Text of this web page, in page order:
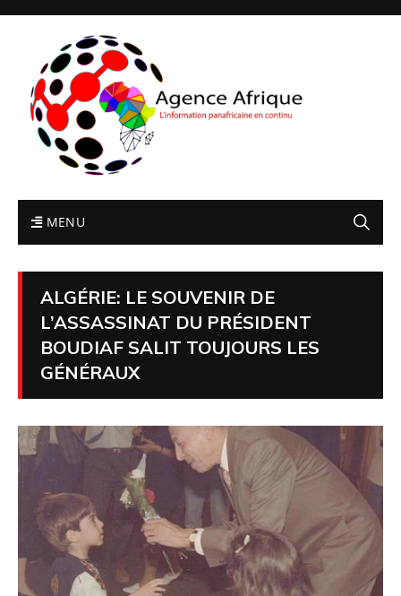
MENU
ALGÉRIE: LE SOUVENIR DE
L’ASSASSINAT DU PRÉSIDENT
BOUDIAF SALIT TOUJOURS LES
GÉNÉRAUX